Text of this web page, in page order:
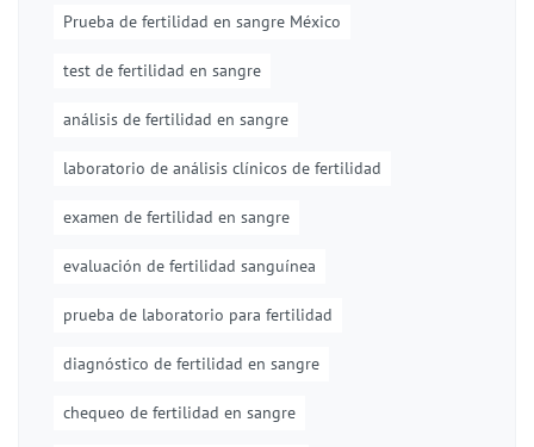
Prueba de fertilidad en sangre México
test de fertilidad en sangre
análisis de fertilidad en sangre
laboratorio de análisis clínicos de fertilidad
examen de fertilidad en sangre
evaluación de fertilidad sanguínea
prueba de laboratorio para fertilidad
diagnóstico de fertilidad en sangre
chequeo de fertilidad en sangre